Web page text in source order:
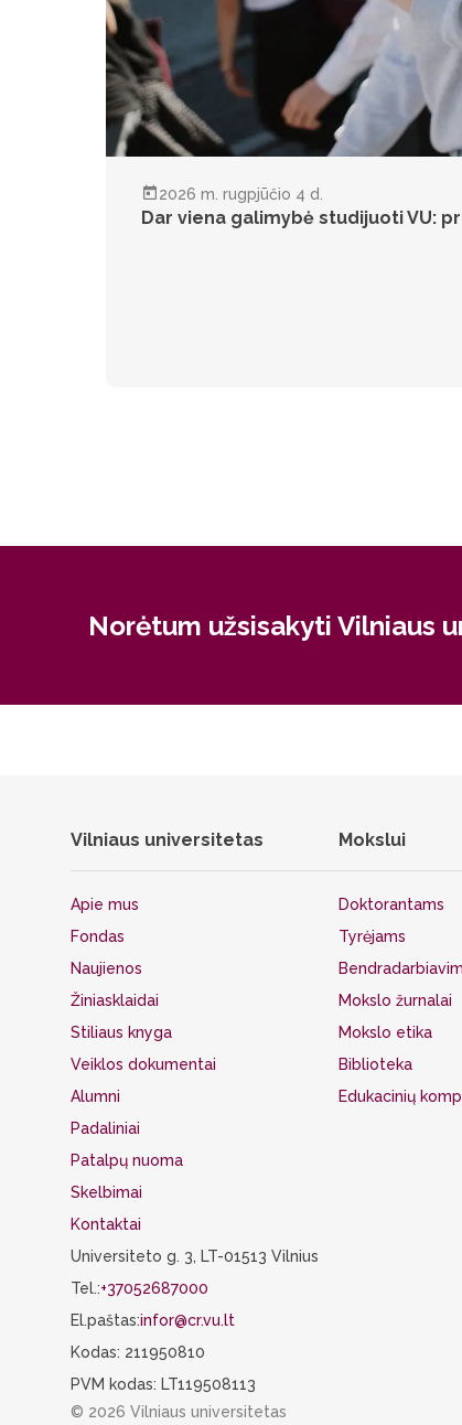
Dar viena galimybė studijuoti VU:
2026 m. rugpjūčio 4 d.
Norėtum užsisakyti Vilniaus
Vilniaus universitetas
Apie mus
Fondas
Naujienos
Žiniasklaidai
Stiliaus knyga
Veiklos dokumentai
Alumni
Padaliniai
Patalpų nuoma
Skelbimai
Kontaktai
Universiteto g. 3, LT-01513 Vilnius
Tel.:+37052687000
El.paštas:infor@cr.vu.lt
Kodas: 211950810
PVM kodas: LT119508113
Mokslui
Doktorantams
Tyrėjams
Mokslo žurnalai
Mokslo etika
Biblioteka
Edukacinių
© 2026 Vilniaus universitetas